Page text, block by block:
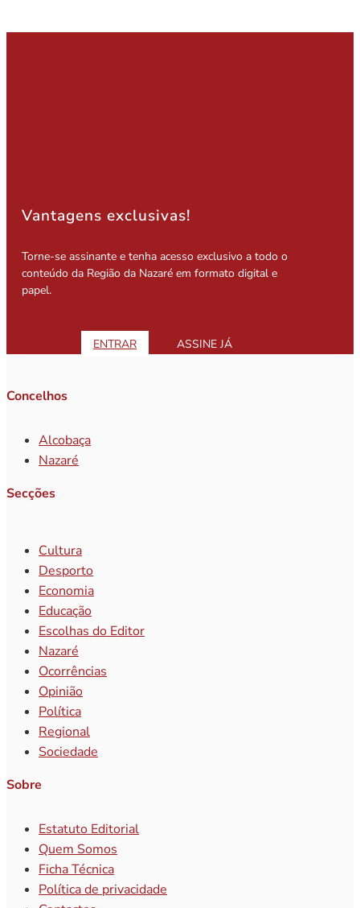
Vantagens exclusivas!
Torne-se assinante e tenha acesso exclusivo a todo o
conteúdo da Região da Nazaré em formato digital e
papel.
ENTRAR ASSINE JÁ
Concelhos
Alcobaça
Nazaré
Secções
Cultura
Desporto
Economia
Educação
Escolhas do Editor
Nazaré
Ocorrências
Opinião
Política
Regional
Sociedade
Sobre
Estatuto Editorial
Quem Somos
Ficha Técnica
Política de privacidade